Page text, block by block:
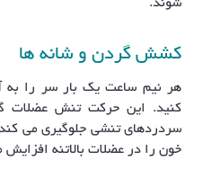
شوند.
کشش گردن و شانه ها
هر نیم ساعت یک بار سر را به
کنید. این حرکت تنش عضلات
سردردهای تنشی جلوگیری می
خون را در عضلات بالاتنه